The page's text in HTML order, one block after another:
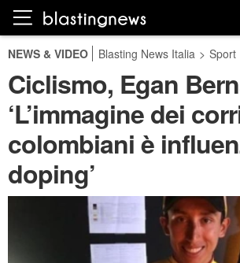
NEWS & VIDEO Blasting News Italia > Sport
Ciclismo, Egan
‘L’immagine dei
colombiani è
doping’